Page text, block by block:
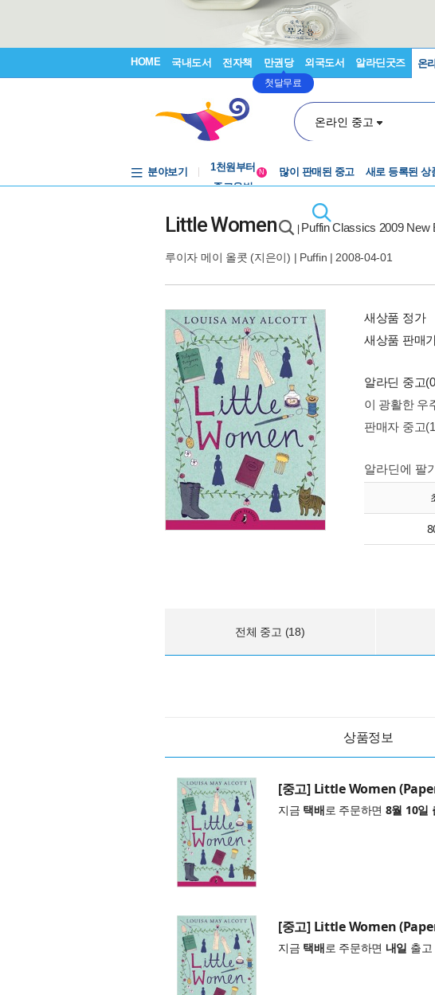
HOME 국내도서 전자책 만권당
첫달무료
외국도서 알라딘굿즈 온
온라인 중고
분야보기
중고음반
중고음반
N 많이 판매된 중고 새로 등록된 상
Little Women Puffin Classics 2009 New
루이자 메이 올콧 (지은이) | Puffin | 2008-04-01
새상품 정가
새상품 판매
알라딘 중고
이 광활한 우
판매자 중고
알라딘에 팔
전체 중고 (18)
상품정보
[중고] Little Women
지금 택배로 주문하면 8월 10일
[중고] Little Women
지금 택배로 주문하면 내일 출